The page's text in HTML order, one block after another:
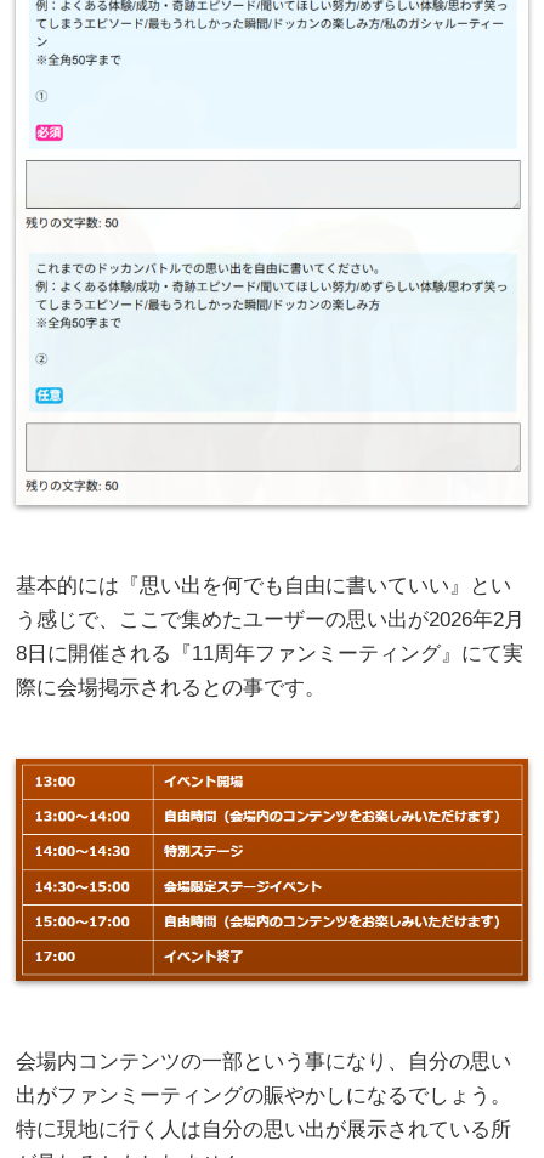
基本的には『思い出を何でも自由に書いていい』とい
う感じで、ここで集めたユーザーの思い出が2026年2月
8日に開催される『11周年ファンミーティング』にて実
際に会場掲示されるとの事です。
会場内コンテンツの一部という事になり、自分の思い
出がファンミーティングの賑やかしになるでしょう。
特に現地に行く人は自分の思い出が展示されている所